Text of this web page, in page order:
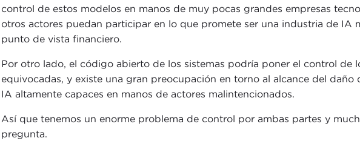
control de estos modelos en manos de muy pocas grandes empresas
otros actores puedan participar en lo que promete ser una industria de IA
punto de vista financiero.
Por otro lado, el código abierto de los sistemas podría poner el control de
equivocadas, y existe una gran preocupación en torno al alcance del daño
IA altamente capaces en manos de actores malintencionados.
Así que tenemos un enorme problema de control por ambas partes y
pregunta.